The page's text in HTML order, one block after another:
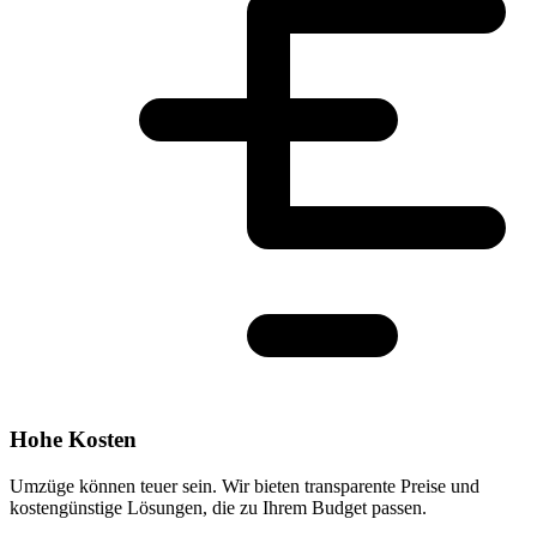
Hohe Kosten
Umzüge können teuer sein. Wir bieten transparente Preise und
kostengünstige Lösungen, die zu Ihrem Budget passen.